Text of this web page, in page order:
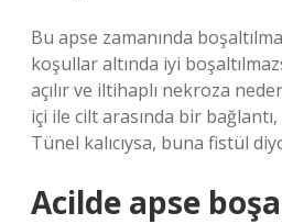
Bu apse zamanında
koşullar altında iyi
açılır ve iltihaplı nekroza
içi ile cilt arasında bir
Tünel kalıcıysa, buna fistül
Acilde apse